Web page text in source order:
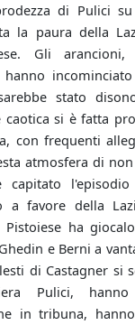
di Pulici
la paura della
Gli
hanno
stato
caotica si è fatta
con frequenti
atmosfera di
a favore della
ha
e Berni a
di Castagner si
Pulici, hanno
in tribuna,